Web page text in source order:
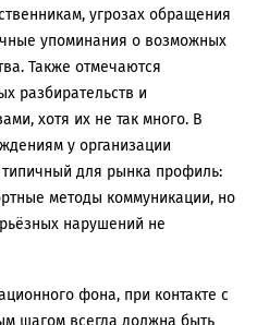
угрозах обращения
упоминания о возможных
Также отмечаются
разбирательств и
хотя их не так много. В
у организации
типичный для рынка профиль:
методы коммуникации, но
нарушений не
фона, при контакте с
шагом всегда должна быть